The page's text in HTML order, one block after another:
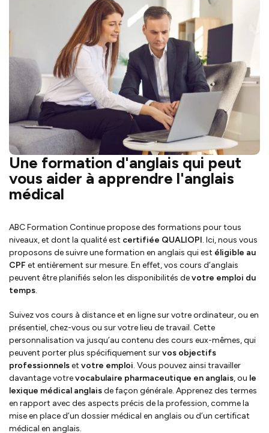
Une formation d'anglais qui peut
vous aider à apprendre l'anglais
médical
ABC Formation Continue propose des formations pour tous
niveaux, et dont la qualité est certifiée QUALIOPI. Ici, nous vous
proposons de suivre une formation en anglais qui est éligible au
CPF et entièrement sur mesure. En effet, vos cours d’anglais
peuvent être planifiés selon les disponibilités devotre emploi du
temps.
Suivez vos cours à distance et en ligne sur votre ordinateur, ou en
présentiel, chez-vous ou sur votre lieu de travail. Cette
personnalisation va jusqu’au contenu des cours eux-mêmes, qui
peuvent porter plus spécifiquement survos objectifs
professionnelset votre emploi. Vous pouvez ainsi travailler
davantage votrevocabulaire pharmaceutique en anglais, ou le
lexique médical anglaisde façon générale. Apprenez des termes
en rapport avec des aspects précis de la profession, comme la
mise en place d’un dossier médical en anglais ou d’un certificat
médical en anglais.